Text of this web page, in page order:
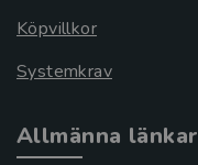
Köpvillkor
Systemkrav
Allmänna länkar